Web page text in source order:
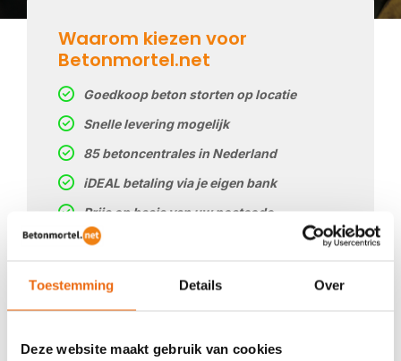
Toestemming Details Over
Deze website maakt gebruik van cookies
Waarom kiezen voor
Betonmortel.net
Goedkoop beton storten op locatie
Snelle levering mogelijk
85 betoncentrales in Nederland
iDEAL betaling via je eigen bank
Prijs op basis van uw postcode
Regelmatig nieuwe prijzen